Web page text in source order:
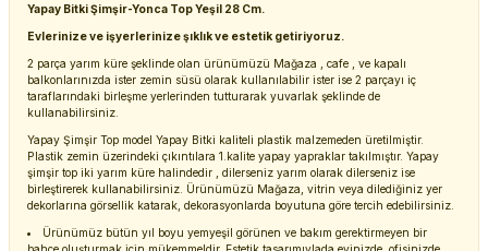
Yapay Bitki Şimşir-Yonca Top Yeşil 28 Cm.
Evlerinize ve işyerlerinize şıklık ve estetik getiriyoruz.
2 parça yarım küre şeklinde olan ürünümüzü Mağaza , cafe , ve kapalı
balkonlarınızda ister zemin süsü olarak kullanılabilir ister ise 2 parçayı iç
taraflarındaki birleşme yerlerinden tutturarak yuvarlak şeklinde de
kullanabilirsiniz.
Yapay Şimşir Top model Yapay Bitki kaliteli plastik malzemeden üretilmiştir.
Plastik zemin üzerindeki çıkıntılara 1.kalite yapay yapraklar takılmıştır. Yapay
şimşir top iki yarım küre halindedir , dilerseniz yarım olarak dilerseniz ise
birleştirerek kullanabilirsiniz. Ürünümüzü Mağaza, vitrin veya dilediğiniz yer
dekorlarına görsellik katarak, dekorasyonlarda boyutuna göre tercih edebilirsiniz.
Ürünümüz bütün yıl boyu yemyeşil görünen ve bakım gerektirmeyen bir